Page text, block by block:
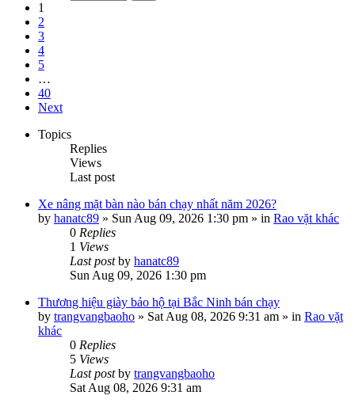
1
2
3
4
5
…
40
Next
Topics
Replies
Views
Last post
Xe nâng mặt bàn nào bán chạy nhất năm 2026?
by hanatc89 » Sun Aug 09, 2026 1:30 pm » in Rao vặt khác
0 Replies
1 Views
Last postby hanatc89
Sun Aug 09, 2026 1:30 pm
Thương hiệu giày bảo hộ tại Bắc Ninh bán chạy
by trangvangbaoho » Sat Aug 08, 2026 9:31 am » in Rao vặt
khác
0 Replies
5 Views
Last postby trangvangbaoho
Sat Aug 08, 2026 9:31 am